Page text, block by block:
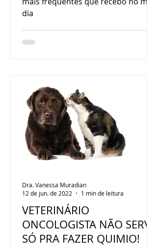
dia
VETERINÁRIO
ONCOLOGISTA NÃO SERVE
SÓ PRA FAZER QUIMIO!⠀
Dra. Vanessa Muradian
12 de jun. de 2022
1 min de leitura